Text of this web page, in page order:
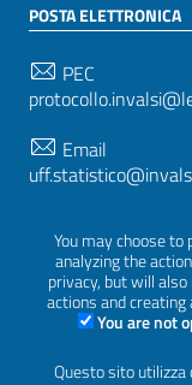
You may choose
analyzing the
privacy, but will
actions and
You are not
Questo sito utilizza
POSTA ELETTRONICA
PEC
Email
SEGUICI SU